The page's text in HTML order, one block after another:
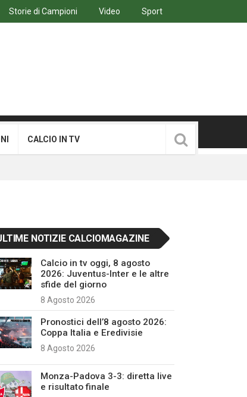
Storie di Campioni Video Sport
CALCIO IN TV
NOTIZIE CALCIOMAGAZINE
Calcio in tv oggi, 8 agosto
2026: Juventus-Inter e le altre
sfide del giorno
8 Agosto 2026
Pronostici dell’8 agosto 2026:
Coppa Italia e Eredivisie
8 Agosto 2026
Monza-Padova 3-3: diretta live
e risultato finale